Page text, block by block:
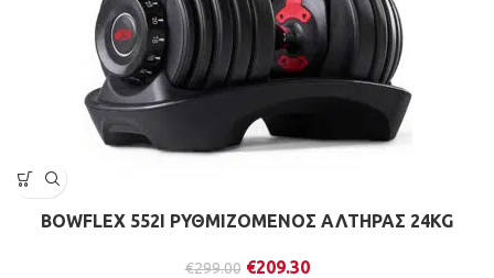
BOWFLEX 552I ΡΥΘΜΙΖΟΜΕΝΟΣ ΑΛΤΗΡΑΣ 24KG
€299.00 €209.30